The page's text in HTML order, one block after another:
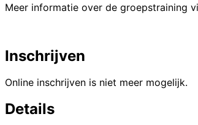
Meer informatie over de groepstraining
Inschrijven
Online inschrijven is niet meer mogelijk.
Details